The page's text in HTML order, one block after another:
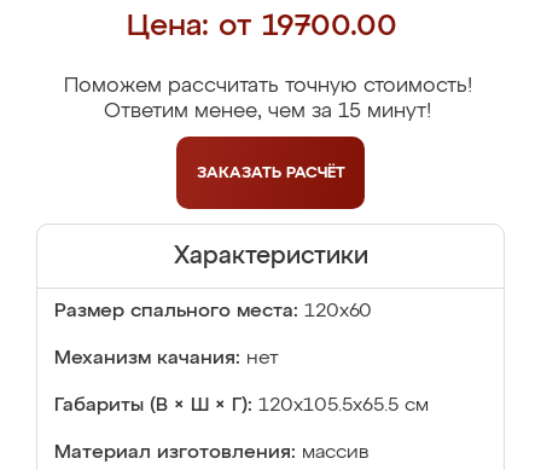
Цена: от 19700.00
Поможем рассчитать точную стоимость!
Ответим менее, чем за 15 минут!
ЗАКАЗАТЬ РАСЧЁТ
Характеристики
Размер спального места: 120x60
Механизм качания: нет
Габариты (В × Ш × Г): 120х105.5х65.5 см
Материал изготовления: массив